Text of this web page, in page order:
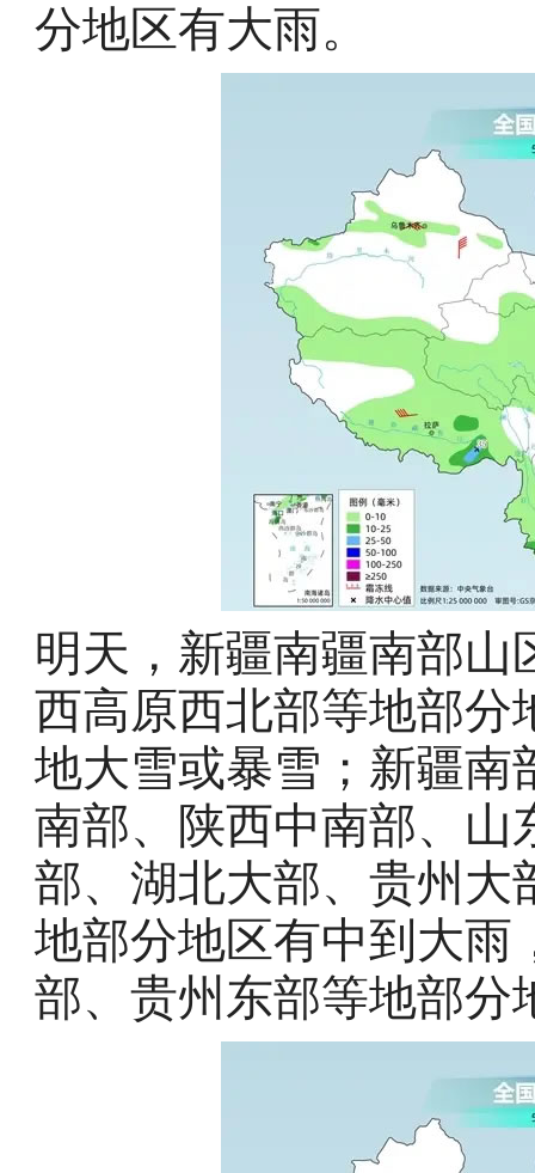
分地区有大雨。
明天，新疆南疆南部
西高原西北部等地部分
地大雪或暴雪；新疆南
南部、陕西中南部、山
部、湖北大部、贵州大
地部分地区有中到大雨
部、贵州东部等地部分